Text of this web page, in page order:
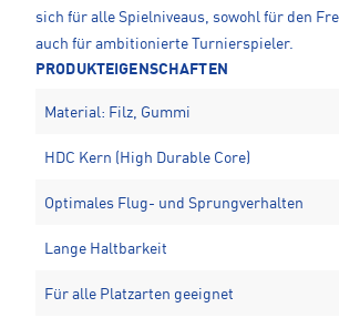
sich für alle Spielniveaus, sowohl für den
auch für ambitionierte Turnierspieler.
PRODUKTEIGENSCHAFTEN
Material: Filz, Gummi
HDC Kern (High Durable Core)
Optimales Flug- und Sprungverhalten
Lange Haltbarkeit
Für alle Platzarten geeignet